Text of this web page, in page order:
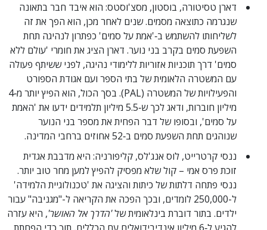
דארן טסיטורה, בוסטון, מסצ'וסטס: הוא איבד חבר בתאונה
שנגרמה כתוצאה מסמים. שנים לאחר מכן, הוא הפך את זה
לשליחותו להשתמש ב‑'אמת על סמים' כפתרון לנהיגה תחת
השפעת סמים בקרב בני נוער. דארן הציג את חומרי 'עולם ללא
סמים' דרך תוכניות אזוריות ללימודי נהיגה, לפני ששיתף פעולה
עם המשטרה הלאומית של בתי הספר ועם אגודת הספורט
והפעילויות של המשטרה (PAL). בסך הכול, הוא הפיץ יותר מ‑4
מיליון חוברות, ודאג לכך ש‑5.5 מיליון תלמידים ידעו את 'האמת
על סמים', ובסופו של דבר הפחית את מספר בני הנוער
שנוהגים תחת השפעת סמים ב‑52 אחוזים ברחבי המדינה.
ננסי קרטרייט, לוס אנג'לס, קליפורניה: היא מדבבת אגדית
זוכת פרס אמי – קול שלא מפסיק להפיץ למען מחר טוב יותר.
ננסי פתחה דלתות של כיתות והציגה את 'טכנולוגיית הלמידה'
ל-250,000 לומדים, ובכך הפכה את הקריאה ל-"מגניבה" עבור
ילדים. בתור דוברת בינלאומית של'הדרך אל האושר', היא עזרה